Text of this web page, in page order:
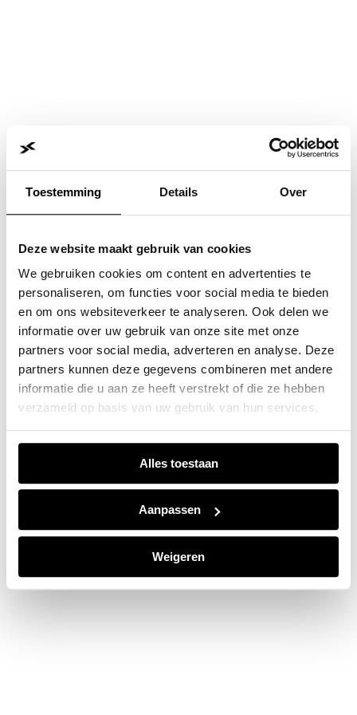
Toestemming Details Over
Deze website maakt gebruik van cookies
We gebruiken cookies om content en advertenties te
personaliseren, om functies voor social media te bieden
en om ons websiteverkeer te analyseren. Ook delen we
informatie over uw gebruik van onze site met onze
partners voor social media, adverteren en analyse. Deze
partners kunnen deze gegevens combineren met andere
informatie die u aan ze heeft verstrekt of die ze hebben
verzameld op basis van uw gebruik van hun services.
Alles toestaan
Aanpassen
Weigeren
Application error: a client-side exception has occurred while
loadingwww.jvk.nl(see the browser consolefor more
information).